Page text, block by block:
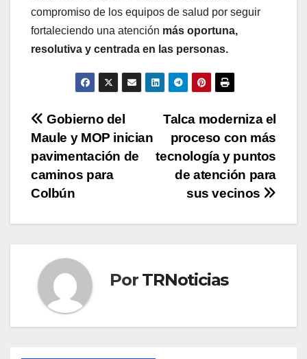
compromiso de los equipos de salud por seguir
fortaleciendo una atención más oportuna,
resolutiva y centrada en las personas.
Navegación
de
entradas
Talca moderniza el
proceso con más
tecnología y puntos
de atención para
sus vecinos
Gobierno del
Maule y MOP inician
pavimentación de
caminos para
Colbún
Por TRNoticias